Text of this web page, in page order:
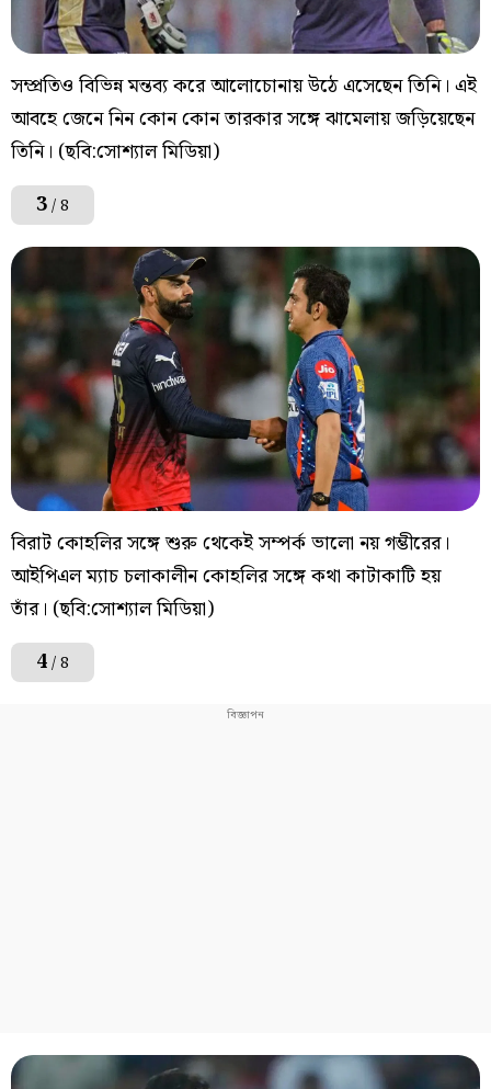
সম্প্রতিও বিভিন্ন মন্তব্য করে আলোচোনায় উঠে এসেছেন তিনি। এই
আবহে জেনে নিন কোন কোন তারকার সঙ্গে ঝামেলায় জড়িয়েছেন
তিনি। (ছবি:সোশ্যাল মিডিয়া)
3/ 8
বিরাট কোহলির সঙ্গে শুরু থেকেই সম্পর্ক ভালো নয় গম্ভীরের।
আইপিএল ম্যাচ চলাকালীন কোহলির সঙ্গে কথা কাটাকাটি হয়
তাঁর। (ছবি:সোশ্যাল মিডিয়া)
4/ 8